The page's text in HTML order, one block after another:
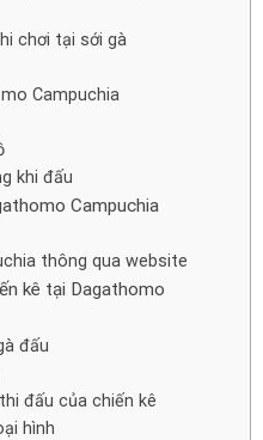
chơi tại sới gà
Campuchia
khi đấu
Campuchia
thông qua website
kê tại Dagathomo
đấu
đấu của chiến kê
hình